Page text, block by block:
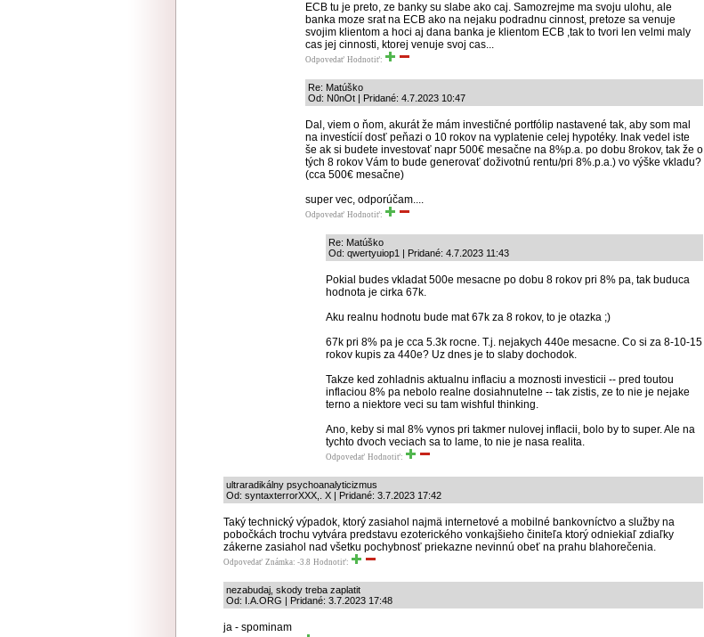
ECB tu je preto, ze banky su slabe ako caj. Samozrejme ma svoju ulohu, ale
banka moze srat na ECB ako na nejaku podradnu cinnost, pretoze sa venuje
svojim klientom a hoci aj dana banka je klientom ECB ,tak to tvori len velmi maly
cas jej cinnosti, ktorej venuje svoj cas...
Odpovedať Hodnotiť:
Re: Matúško
Od: N0nOt | Pridané: 4.7.2023 10:47
Dal, viem o ňom, akurát že mám investičné portfólip nastavené tak, aby som mal
na investícií dosť peňazi o 10 rokov na vyplatenie celej hypotéky. Inak vedel iste
še ak si budete investovať napr 500€ mesačne na 8%p.a. po dobu 8rokov, tak že o
tých 8 rokov Vám to bude generovať doživotnú rentu/pri 8%.p.a.) vo výške vkladu?
(cca 500€ mesačne)
super vec, odporúčam....
Odpovedať Hodnotiť:
Re: Matúško
Od: qwertyuiop1 | Pridané: 4.7.2023 11:43
Pokial budes vkladat 500e mesacne po dobu 8 rokov pri 8% pa, tak buduca
hodnota je cirka 67k.
Aku realnu hodnotu bude mat 67k za 8 rokov, to je otazka ;)
67k pri 8% pa je cca 5.3k rocne. T.j. nejakych 440e mesacne. Co si za 8-10-15
rokov kupis za 440e? Uz dnes je to slaby dochodok.
Takze ked zohladnis aktualnu inflaciu a moznosti investicii -- pred toutou
inflaciou 8% pa nebolo realne dosiahnutelne -- tak zistis, ze to nie je nejake
terno a niektore veci su tam wishful thinking.
Ano, keby si mal 8% vynos pri takmer nulovej inflacii, bolo by to super. Ale na
tychto dvoch veciach sa to lame, to nie je nasa realita.
Odpovedať Hodnotiť:
ultraradikálny psychoanalyticizmus
Od: syntaxterrorXXX,. X | Pridané: 3.7.2023 17:42
Taký technický výpadok, ktorý zasiahol najmä internetové a mobilné bankovníctvo a služby na
pobočkách trochu vytvára predstavu ezoterického vonkajšieho činiteľa ktorý odniekiaľ zdiaľky
zákerne zasiahol nad všetku pochybnosť priekazne nevinnú obeť na prahu blahorečenia.
Odpovedať Známka: -3.8 Hodnotiť:
nezabudaj, skody treba zaplatit
Od: I.A.ORG | Pridané: 3.7.2023 17:48
ja - spominam